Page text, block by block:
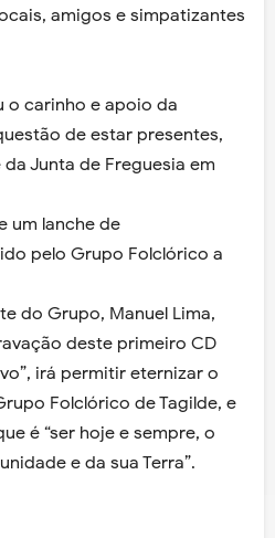
amigos e simpatizantes
o carinho e apoio da
de estar presentes,
Junta de Freguesia em
um lanche de
pelo Grupo Folclórico a
do Grupo, Manuel Lima,
deste primeiro CD
irá permitir eternizar o
Folclórico de Tagilde, e
é “ser hoje e sempre, o
e da sua Terra”.